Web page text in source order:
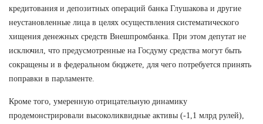
кредитования и депозитных операций банка Глушакова и другие
неустановленные лица в целях осуществления систематического
хищения денежных средств Внешпромбанка. При этом депутат не
исключил, что предусмотренные на Госдуму средства могут быть
сокращены и в федеральном бюджете, для чего потребуется принять
поправки в парламенте.
Кроме того, умеренную отрицательную динамику
продемонстрировали высоколиквидные активы (-1,1 млрд рулей),